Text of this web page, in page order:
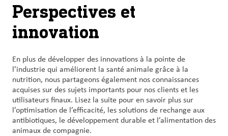
Perspectives et
innovation
En plus de développer des innovations à la pointe de
l’industrie qui améliorent la santé animale grâce à la
nutrition, nous partageons également nos connaissances
acquises sur des sujets importants pour nos clients et les
utilisateurs finaux. Lisez la suite pour en savoir plus sur
l’optimisation de l’efficacité, les solutions de rechange aux
antibiotiques, le développement durable et l’alimentation des
animaux de compagnie.